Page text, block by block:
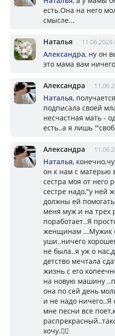
есть.Она на него
смысле...
Наталья 11.06.2024
Александра, ну он
это мама вам
Александра
Наталья,
подписала своей
несчастная мать -
есть..а я лишь
Александра
Наталья,
он к нам с матерью
сестра моя от него
сестре надо,"у ней
должны ей
меня муж и на трех
поработает..Я
женщинам ...Мужик
уши..ничего
не была..я уж о
детство мечтала
жизнь с его
на новую машину
она по сей день
и не надо ничего..Я
мне песни все
хочу.🤦‍♀️